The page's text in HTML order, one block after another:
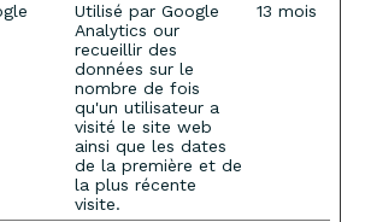
Utilisé par Google
Analytics our
recueillir des
données sur le
nombre de fois
qu'un utilisateur a
visité le site web
ainsi que les dates
de la première et de
la plus récente
visite.
13 mois